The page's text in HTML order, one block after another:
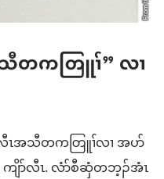
တ​ကတြူၢ်” လၢ​
ၤ​အသီ​တ​ကတြူၢ်​လၢ အ​ပာ်
ကျိာ်​လီၤ. လံာ်စီဆှံ​တဘ့ၣ်​အံၤ